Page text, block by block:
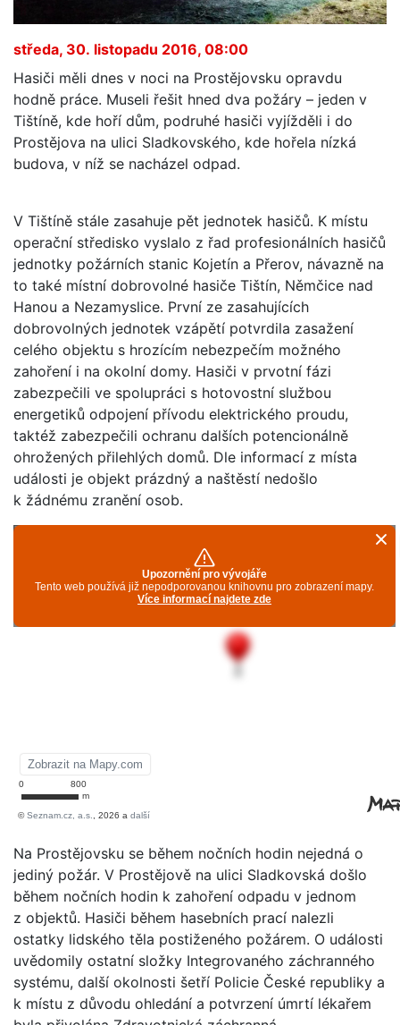
středa, 30. listopadu 2016, 08:00
Hasiči měli dnes v noci na Prostějovsku opravdu
hodně práce. Museli řešit hned dva požáry – jeden v
Tištíně, kde hoří dům, podruhé hasiči vyjížděli i do
Prostějova na ulici Sladkovského, kde hořela nízká
budova, v níž se nacházel odpad.
V Tištíně stále zasahuje pět jednotek hasičů. K místu
operační středisko vyslalo z řad profesionálních hasičů
jednotky požárních stanic Kojetín a Přerov, návazně na
to také místní dobrovolné hasiče Tištín, Němčice nad
Hanou a Nezamyslice. První ze zasahujících
dobrovolných jednotek vzápětí potvrdila zasažení
celého objektu s hrozícím nebezpečím možného
zahoření i na okolní domy. Hasiči v prvotní fázi
zabezpečili ve spolupráci s hotovostní službou
energetiků odpojení přívodu elektrického proudu,
taktéž zabezpečili ochranu dalších potencionálně
ohrožených přilehlých domů. Dle informací z místa
události je objekt prázdný a naštěstí nedošlo
k žádnému zranění osob.
Na Prostějovsku se během nočních hodin nejedná o
jediný požár. V Prostějově na ulici Sladkovská došlo
během nočních hodin k zahoření odpadu v jednom
z objektů. Hasiči během hasebních prací nalezli
ostatky lidského těla postiženého požárem. O události
uvědomily ostatní složky Integrovaného záchranného
systému, další okolnosti šetří Policie České republiky a
k místu z důvodu ohledání a potvrzení úmrtí lékařem